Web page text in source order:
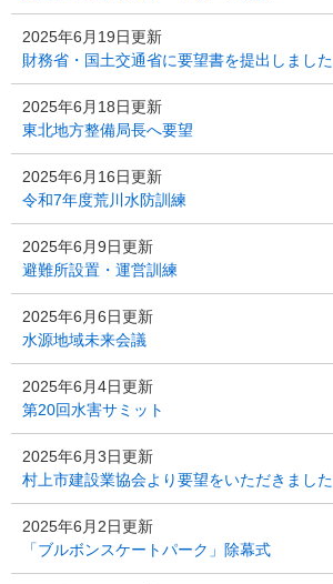
2025年6月19日更新
財務省・国土交通省に要望書を提出しました
2025年6月18日更新
東北地方整備局長へ要望
2025年6月16日更新
令和7年度荒川水防訓練
2025年6月9日更新
避難所設置・運営訓練
2025年6月6日更新
水源地域未来会議
2025年6月4日更新
第20回水害サミット
2025年6月3日更新
村上市建設業協会より要望をいただきました
2025年6月2日更新
「ブルボンスケートパーク」除幕式